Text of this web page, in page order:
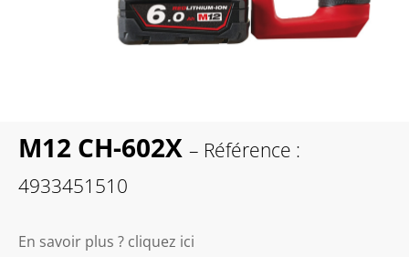
M12 CH-602X – Référence :
4933451510
En savoir plus ? cliquez ici